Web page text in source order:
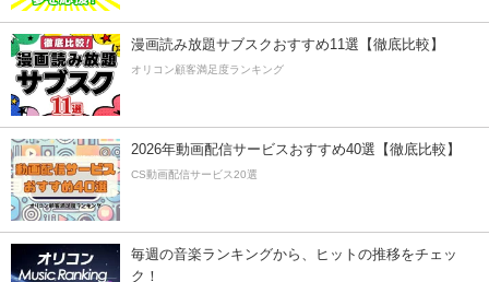
漫画読み放題サブスクおすすめ11選【徹底比較】
オリコン顧客満足度ランキング
2026年動画配信サービスおすすめ40選【徹底比較】
CS動画配信サービス20選
毎週の音楽ランキングから、ヒットの推移をチェッ
ク！